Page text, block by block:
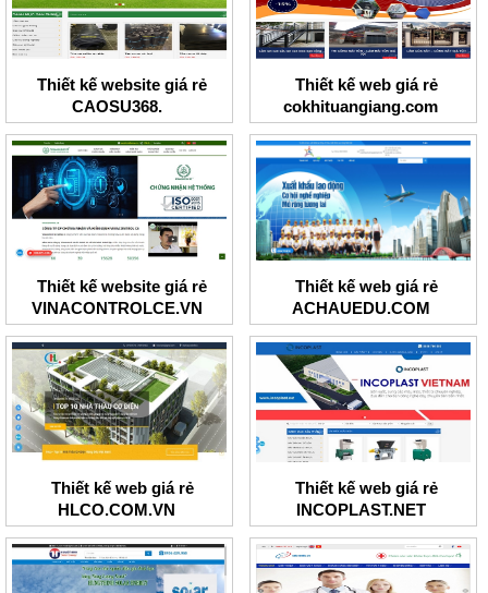
Thiết kế website giá rẻ
CAOSU368.
Thiết kế web giá rẻ
cokhituangiang.com
Thiết kế website giá rẻ
VINACONTROLCE.VN
Thiết kế web giá rẻ
ACHAUEDU.COM
Thiết kế web giá rẻ
HLCO.COM.VN
Thiết kế web giá rẻ
INCOPLAST.NET